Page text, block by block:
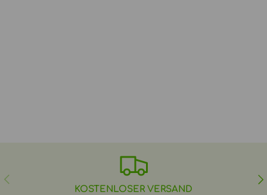
VORHERIGE
KOSTENLOSER VERSAND